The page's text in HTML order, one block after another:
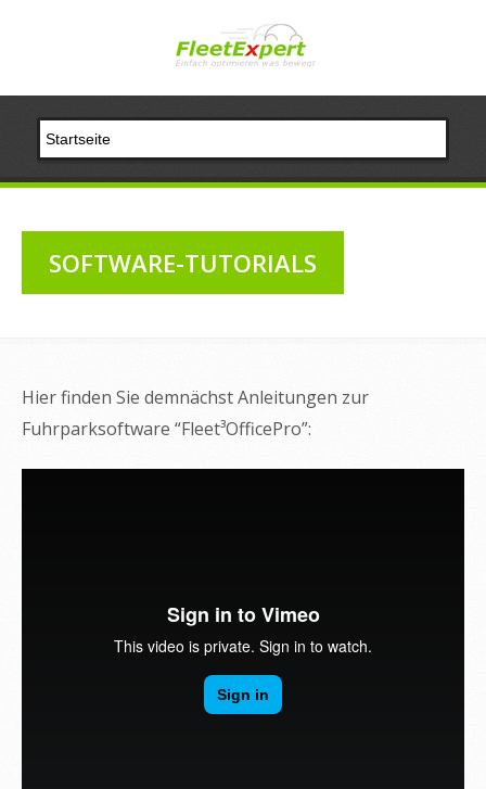
SOFTWARE-TUTORIALS
Hier finden Sie demnächst Anleitungen zur
Fuhrparksoftware “Fleet³OfficePro”: